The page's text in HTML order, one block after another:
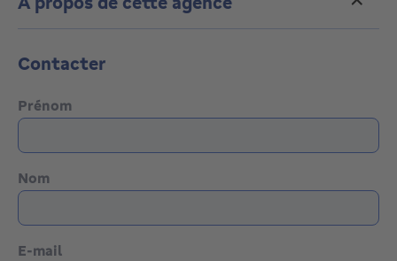
Contacter
Prénom
Nom
E-mail